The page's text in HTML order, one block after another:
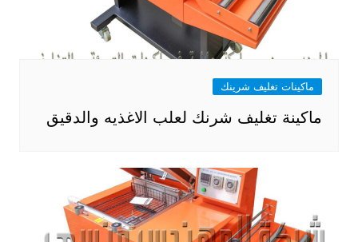
ماكينات تغليف شرينك
ماكينة تغليف شرنك لعلب الاغذيه والدقيق